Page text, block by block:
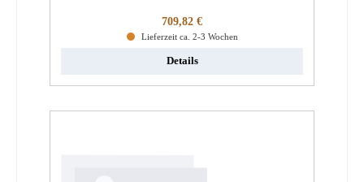
Regulärer Preis:
709,82 €
Lieferzeit ca. 2-3 Wochen
Details